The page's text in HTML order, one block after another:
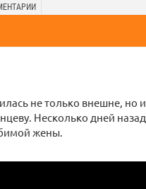
не только внешне, но и
Несколько дней назад
жены.